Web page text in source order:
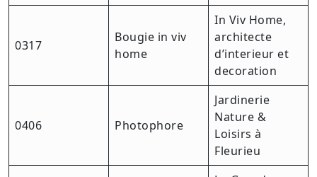
0317
Bougie in viv
home
In Viv Home,
architecte
d’interieur et
decoration
0406 Photophore
Jardinerie
Nature &
Loisirs à
Fleurieu